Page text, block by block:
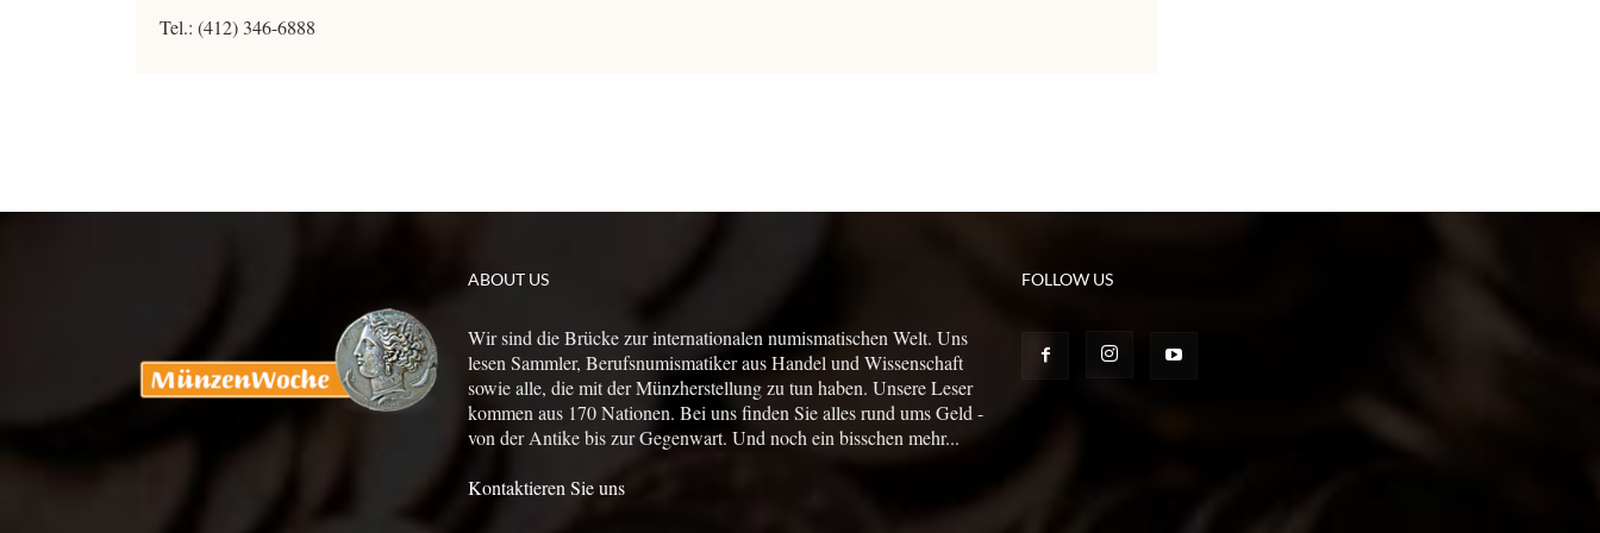
Tel.: (412) 346-6888
ABOUT US
Wir sind die Brücke zur internationalen numismatischen Welt. Uns
lesen Sammler, Berufsnumismatiker aus Handel und Wissenschaft
sowie alle, die mit der Münzherstellung zu tun haben. Unsere Leser
kommen aus 170 Nationen. Bei uns finden Sie alles rund ums Geld -
von der Antike bis zur Gegenwart. Und noch ein bisschen mehr...
Kontaktieren Sie uns
FOLLOW US